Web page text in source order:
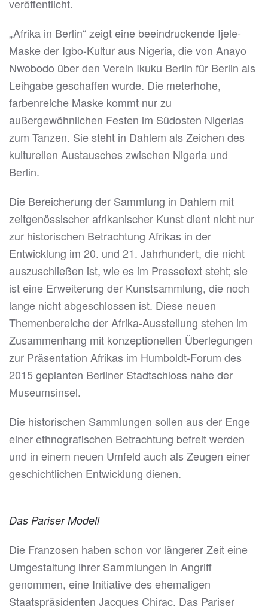
veröffentlicht.
„Afrika in Berlin“ zeigt eine beeindruckende Ijele-
Maske der Igbo-Kultur aus Nigeria, die von Anayo
Nwobodo über den Verein Ikuku Berlin für Berlin als
Leihgabe geschaffen wurde. Die meterhohe,
farbenreiche Maske kommt nur zu
außergewöhnlichen Festen im Südosten Nigerias
zum Tanzen. Sie steht in Dahlem als Zeichen des
kulturellen Austausches zwischen Nigeria und
Berlin.
Die Bereicherung der Sammlung in Dahlem mit
zeitgenössischer afrikanischer Kunst dient nicht nur
zur historischen Betrachtung Afrikas in der
Entwicklung im 20. und 21. Jahrhundert, die nicht
auszuschließen ist, wie es im Pressetext steht; sie
ist eine Erweiterung der Kunstsammlung, die noch
lange nicht abgeschlossen ist. Diese neuen
Themenbereiche der Afrika-Ausstellung stehen im
Zusammenhang mit konzeptionellen Überlegungen
zur Präsentation Afrikas im Humboldt-Forum des
2015 geplanten Berliner Stadtschloss nahe der
Museumsinsel.
Die historischen Sammlungen sollen aus der Enge
einer ethnografischen Betrachtung befreit werden
und in einem neuen Umfeld auch als Zeugen einer
geschichtlichen Entwicklung dienen.
Das Pariser Modell
Die Franzosen haben schon vor längerer Zeit eine
Umgestaltung ihrer Sammlungen in Angriff
genommen, eine Initiative des ehemaligen
Staatspräsidenten Jacques Chirac. Das Pariser